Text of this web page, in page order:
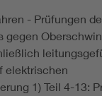
DIN EN 62305 in
für mehr
- Prüfungen
elektrischen
1) Teil 4-13: